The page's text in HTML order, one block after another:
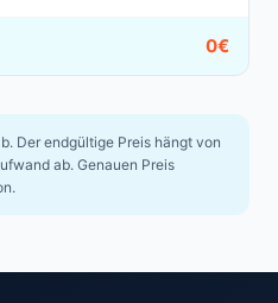
0€
Der endgültige Preis hängt von
ab. Genauen Preis